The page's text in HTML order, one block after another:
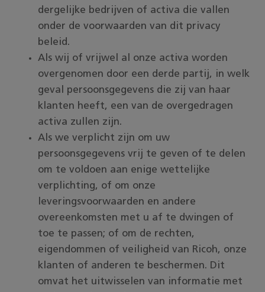
dergelijke bedrijven of activa die vallen
onder de voorwaarden van dit privacy
beleid.
Als wij of vrijwel al onze activa worden
overgenomen door een derde partij, in welk
geval persoonsgegevens die zij van haar
klanten heeft, een van de overgedragen
activa zullen zijn.
Als we verplicht zijn om uw
persoonsgegevens vrij te geven of te delen
om te voldoen aan enige wettelijke
verplichting, of om onze
leveringsvoorwaarden en andere
overeenkomsten met u af te dwingen of
toe te passen; of om de rechten,
eigendommen of veiligheid van Ricoh, onze
klanten of anderen te beschermen. Dit
omvat het uitwisselen van informatie met